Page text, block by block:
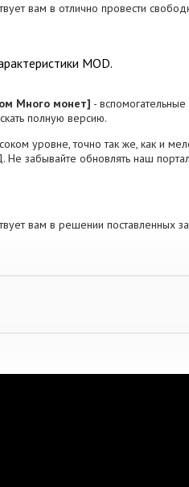
вам в отлично провести
MOD.
Много монет] -
полную версию.
уровне, точно так же, как и
забывайте обновлять наш
вам в решении поставленных